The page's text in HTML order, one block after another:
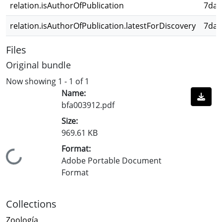
relation.isAuthorOfPublication
relation.isAuthorOfPublication.latestForDiscovery
Files
Original bundle
Now showing 1 - 1 of 1
Loading...
Name:
bfa003912.pdf
Size:
969.61 KB
Format:
Adobe Portable Document
Format
Collections